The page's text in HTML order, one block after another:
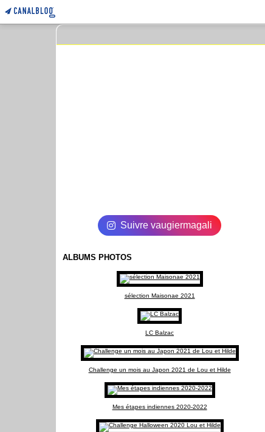
Suivre vaugiermagali
ALBUMS PHOTOS
sélection Maisonae 2021
LC Balzac
Challenge un mois au Japon 2021 de Lou et Hilde
Mes étapes indiennes 2020-2022